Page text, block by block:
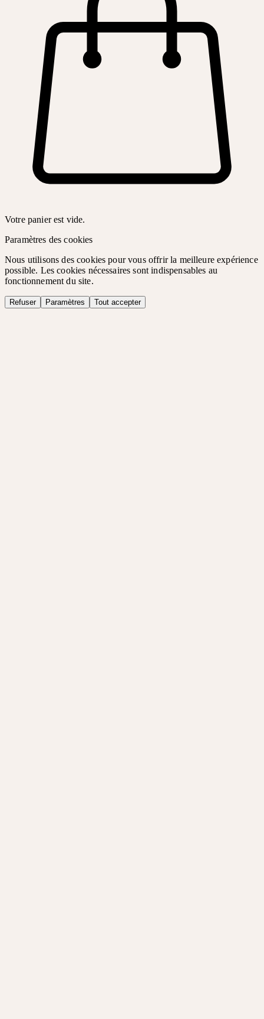
Votre panier est vide.
Paramètres des cookies
Nous utilisons des cookies pour vous offrir la meilleure expérience
possible. Les cookies nécessaires sont indispensables au
fonctionnement du site.
Refuser Paramètres Tout accepter